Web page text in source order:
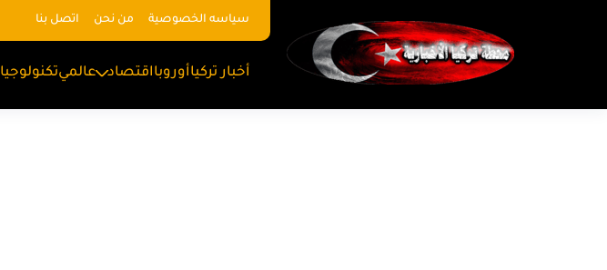
سياسه الخصوصية من نحن اتصل بنا
أخبار تركياأوروبااقتصاد عالميتكنولوجيا